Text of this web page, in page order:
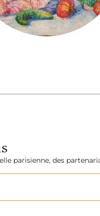
parisienne, des